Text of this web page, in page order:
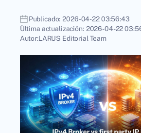
Publicado: 2026-04-22 03:56:43
Última actualización: 2026-04-22
Autor:LARUS Editorial Team